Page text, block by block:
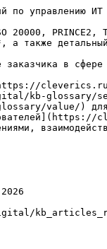
по управлению ИТ
20000, PRINCE2,
также
в сфере
glossary/
value/) для